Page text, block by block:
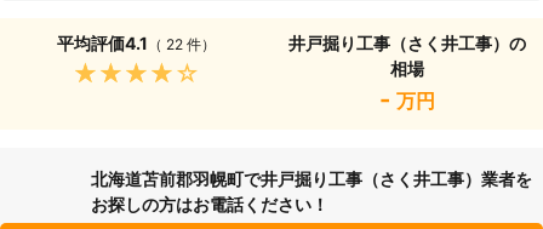
平均評価4.1 （ 22 件）
★★★★★
井戸掘り工事（さく井工事）の
相場
- 万円
北海道苫前郡羽幌町で井戸掘り工事（さく井工事）業者を
お探しの方はお電話ください！